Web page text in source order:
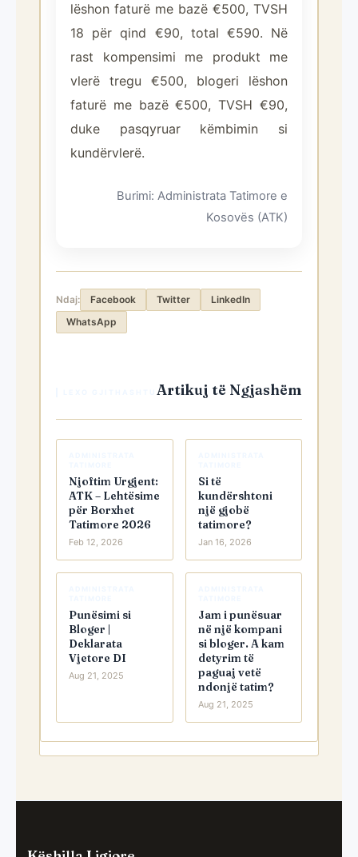
lëshon faturë me bazë €500, TVSH
18 për qind €90, total €590. Në
rast kompensimi me produkt me
vlerë tregu €500, blogeri lëshon
faturë me bazë €500, TVSH €90,
duke pasqyruar këmbimin si
kundërvlerë.
Burimi: Administrata Tatimore e
Kosovës (ATK)
Ndaj: Facebook Twitter
LinkedIn
WhatsApp
Artikuj të Ngjashëm
Njoftim Urgjent:
ATK – Lehtësime
për Borxhet
Tatimore 2026
Feb 12, 2026
Si të
kundërshtoni
një gjobë
tatimore?
Jan 16, 2026
Punësimi si
Bloger |
Deklarata
Vjetore DI
Aug 21, 2025
Jam i punësuar
në një kompani
si bloger. A kam
detyrim të
paguaj vetë
ndonjë tatim?
Aug 21, 2025